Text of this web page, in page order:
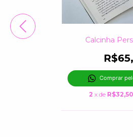
Calcinha
Comprar
2 x de R$32,50